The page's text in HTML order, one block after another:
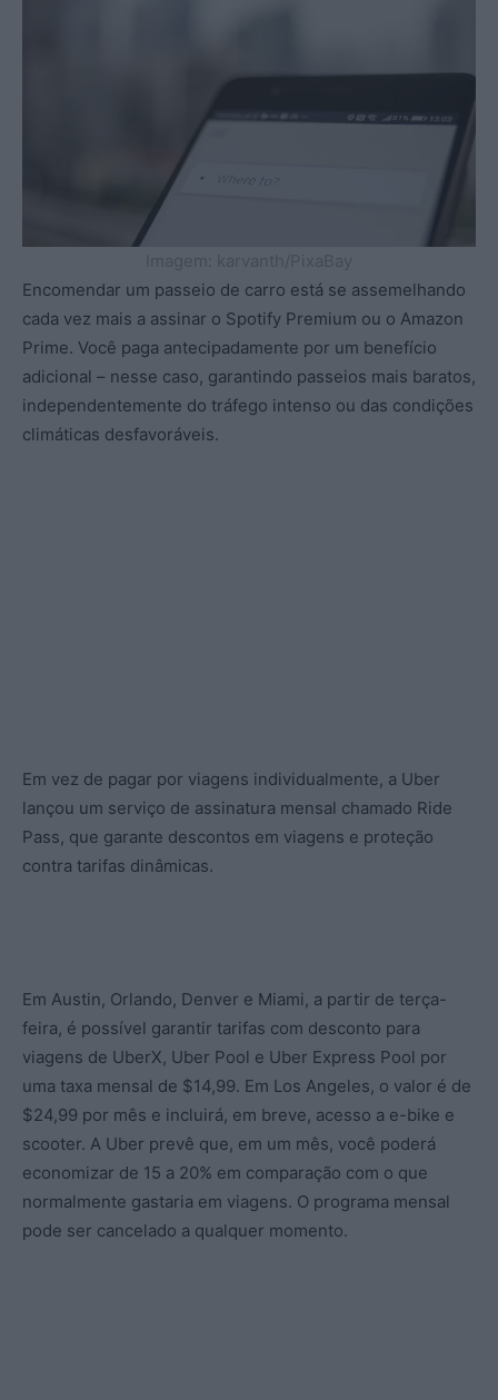
Encomendar um passeio de carro está se assemelhando
cada vez mais a assinar o Spotify Premium ou o Amazon
Prime. Você paga antecipadamente por um benefício
adicional – nesse caso, garantindo passeios mais baratos,
independentemente do tráfego intenso ou das condições
climáticas desfavoráveis.
Em vez de pagar por viagens individualmente, a Uber
lançou um serviço de assinatura mensal chamado Ride
Pass, que garante descontos em viagens e proteção
contra tarifas dinâmicas.
Em Austin, Orlando, Denver e Miami, a partir de terça-
feira, é possível garantir tarifas com desconto para
viagens de UberX, Uber Pool e Uber Express Pool por
uma taxa mensal de $14,99. Em Los Angeles, o valor é de
$24,99 por mês e incluirá, em breve, acesso a e-bike e
scooter. A Uber prevê que, em um mês, você poderá
economizar de 15 a 20% em comparação com o que
normalmente gastaria em viagens. O programa mensal
pode ser cancelado a qualquer momento.